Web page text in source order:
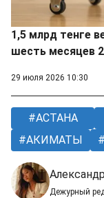
1,5 млрд тенге
шесть месяцев
29 июля 2026 10:30
АСТАНА
АКИМАТЫ
Дежурный